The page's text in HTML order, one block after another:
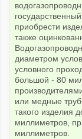
приобрести
также
диаметром
условного
большой - 80
или медные
такого изделия
миллиметров,
миллиметров.